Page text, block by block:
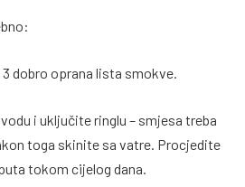
3 dobro oprana lista smokve.
i uključite ringlu – smjesa treba
toga skinite sa vatre. Procjedite
tokom cijelog dana.